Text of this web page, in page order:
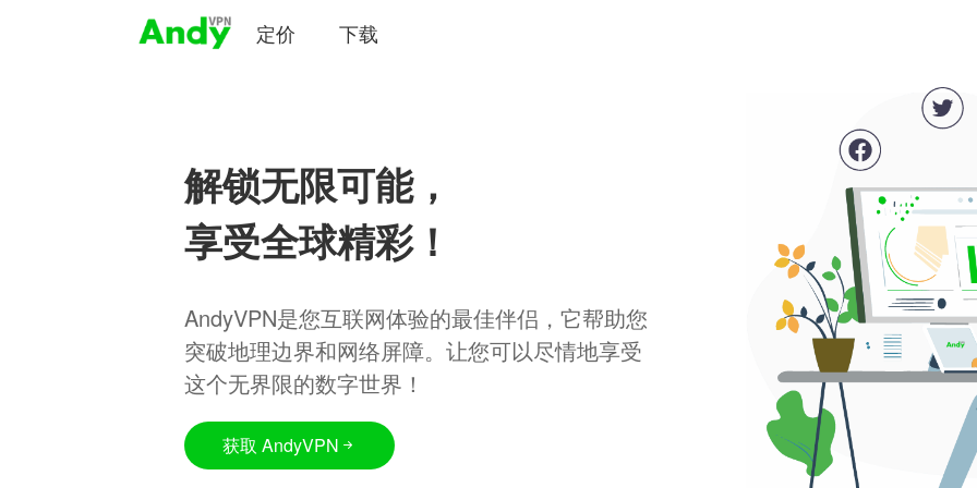
定价 下载
解锁无限可能，
享受全球精彩！
AndyVPN是您互联网体验的最佳伴侣，它帮助您
突破地理边界和网络屏障。让您可以尽情地享受
这个无界限的数字世界！
获取 AndyVPN